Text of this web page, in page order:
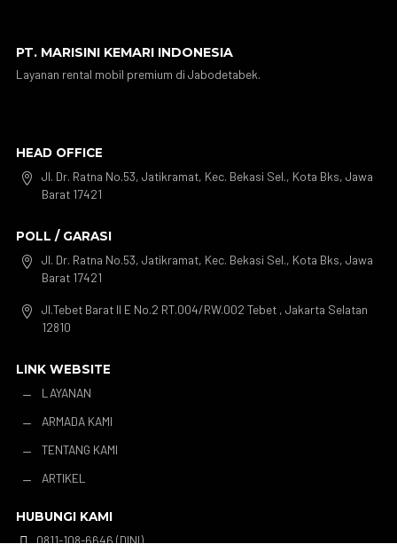
PT. MARISINI KEMARI INDONESIA
Layanan rental mobil premium di Jabodetabek.
HEAD OFFICE

Jl. Dr. Ratna No.53, Jatikramat, Kec. Bekasi Sel., Kota Bks, Jawa
Barat 17421
POLL / GARASI

Jl. Dr. Ratna No.53, Jatikramat, Kec. Bekasi Sel., Kota Bks, Jawa
Barat 17421

Jl.Tebet Barat II E No.2 RT.004/RW.002 Tebet , Jakarta Selatan
12810
LINK WEBSITE
K
LAYANAN
K ARMADA KAMI
K TENTANG KAMI
K ARTIKEL
HUBUNGI KAMI
0811-108-6646 (DINI)